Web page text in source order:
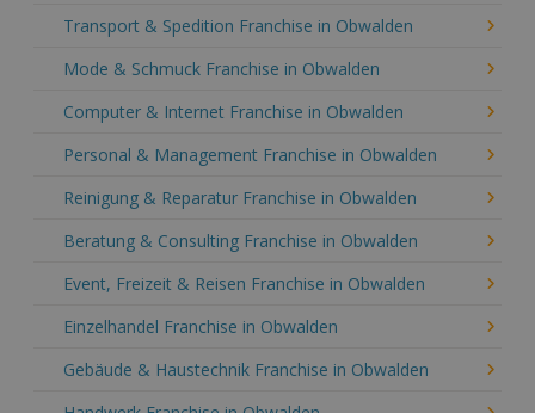
Transport & Spedition Franchise in Obwalden
Mode & Schmuck Franchise in Obwalden
Computer & Internet Franchise in Obwalden
Personal & Management Franchise in Obwalden
Reinigung & Reparatur Franchise in Obwalden
Beratung & Consulting Franchise in Obwalden
Event, Freizeit & Reisen Franchise in Obwalden
Einzelhandel Franchise in Obwalden
Gebäude & Haustechnik Franchise in Obwalden